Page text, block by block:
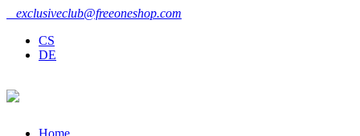
exclusiveclub@freeoneshop.com
CS
DE
Home